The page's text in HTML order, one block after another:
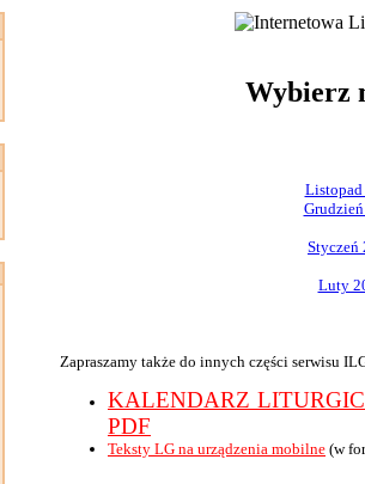
Wybierz
Listopad
Styczeń
Luty
Zapraszamy także do innych części serwisu
KALENDARZ
PDF
Teksty LG na urządzenia mobilne (w